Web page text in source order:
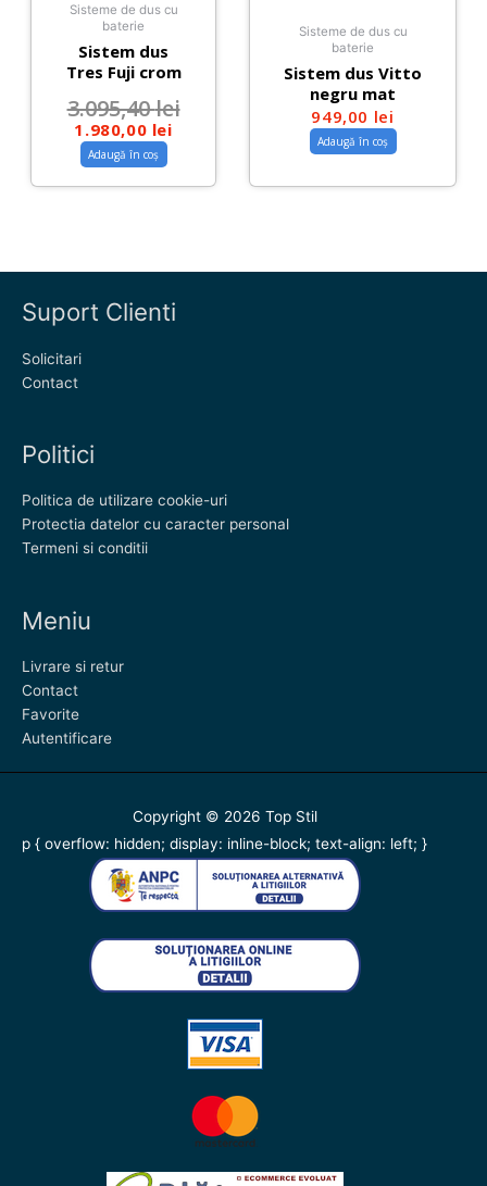
Sisteme de dus cu
baterie
Sistem dus
Tres Fuji crom
3.095,40lei
1.980,00 lei
Adaugă în coș
Sisteme de dus cu
baterie
Sistem dus Vitto
negru mat
949,00 lei
Adaugă în coș
Suport Clienti
Solicitari
Contact
Politici
Politica de utilizare cookie-uri
Protectia datelor cu caracter personal
Termeni si conditii
Meniu
Livrare si retur
Contact
Favorite
Autentificare
Copyright © 2026 Top Stil
p { overflow: hidden; display: inline-block; text-align: left; }